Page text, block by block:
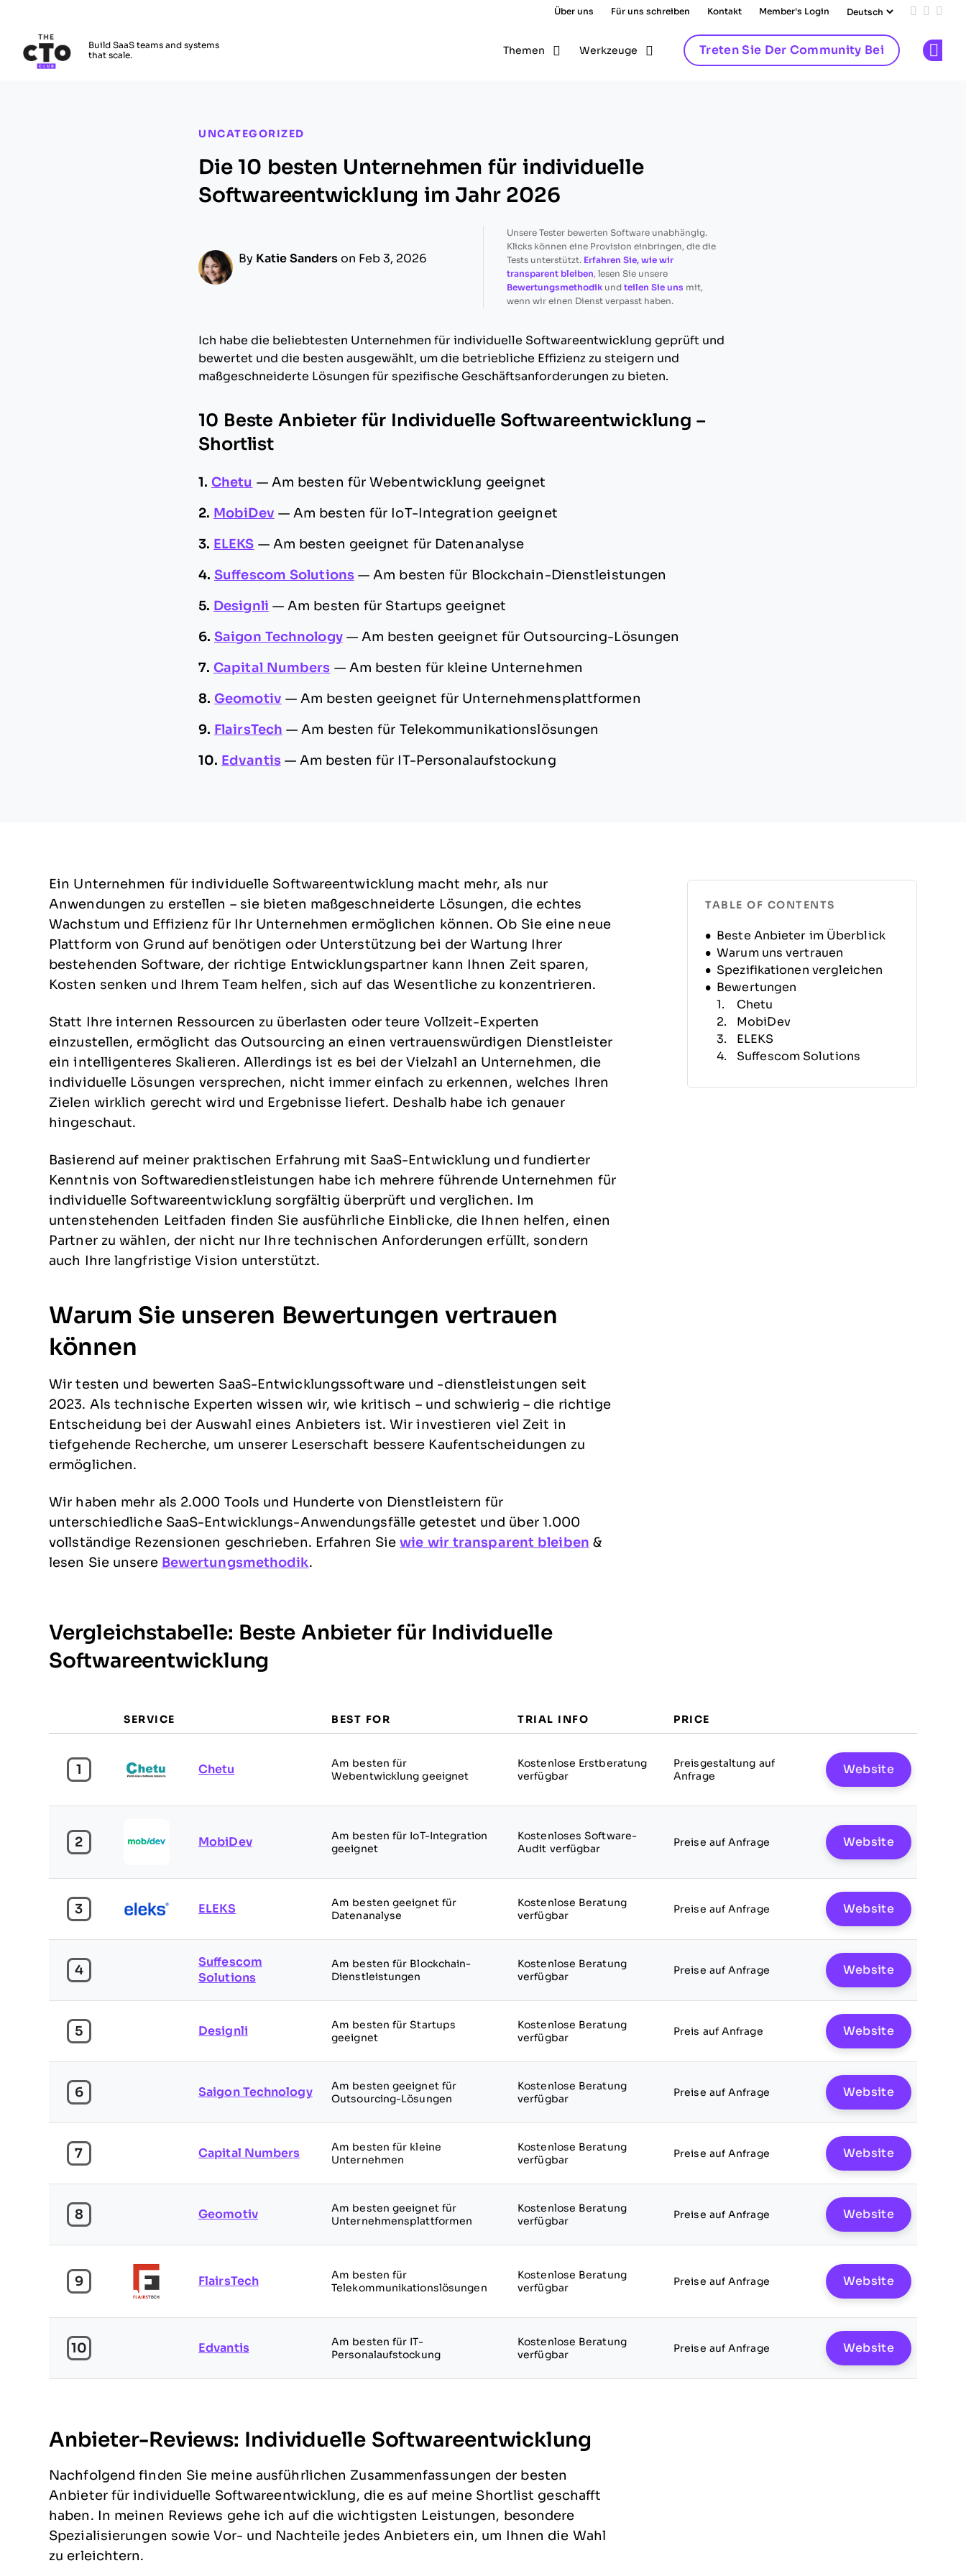
Über uns Für uns schreiben Kontakt Member's Login Add us
Follow
Build SaaS teams and systems
that scale.
Themen Werkzeuge Treten Sie Der Community Bei
UNCATEGORIZED
Die 10 besten Unternehmen für individuelle
Softwareentwicklung im Jahr 2026
By Katie Sanders on Feb 3, 2026
Unsere Tester bewerten Software unabhängig.
Klicks können eine Provision einbringen, die die
Tests unterstützt. Erfahren Sie, wie wir
transparent bleiben, lesen Sie unsere
Bewertungsmethodikund teilen Sie uns mit,
wenn wir einen Dienst verpasst haben.
Ich habe die beliebtesten Unternehmen für individuelle Softwareentwicklung geprüft und
bewertet und die besten ausgewählt, um die betriebliche Effizienz zu steigern und
maßgeschneiderte Lösungen für spezifische Geschäftsanforderungen zu bieten.
10 Beste Anbieter für Individuelle Softwareentwicklung –
Shortlist
1. Chetu — Am besten für Webentwicklung geeignet
2. MobiDev — Am besten für IoT-Integration geeignet
3. ELEKS — Am besten geeignet für Datenanalyse
4. Suffescom Solutions —Am besten für Blockchain-Dienstleistungen
5. Designli —Am besten für Startups geeignet
6. Saigon Technology — Am besten geeignet für Outsourcing-Lösungen
7. Capital Numbers — Am besten für kleine Unternehmen
8. Geomotiv —Am besten geeignet für Unternehmensplattformen
9. FlairsTech —Am besten für Telekommunikationslösungen
10. Edvantis —Am besten für IT-Personalaufstockung
Ein Unternehmen für individuelle Softwareentwicklung macht mehr, als nur
Anwendungen zu erstellen – sie bieten maßgeschneiderte Lösungen, die echtes
Wachstum und Effizienz für Ihr Unternehmen ermöglichen können. Ob Sie eine neue
Plattform von Grund auf benötigen oder Unterstützung bei der Wartung Ihrer
bestehenden Software, der richtige Entwicklungspartner kann Ihnen Zeit sparen,
Kosten senken und Ihrem Team helfen, sich auf das Wesentliche zu konzentrieren.
Statt Ihre internen Ressourcen zu überlasten oder teure Vollzeit-Experten
einzustellen, ermöglicht das Outsourcing an einen vertrauenswürdigen Dienstleister
ein intelligenteres Skalieren. Allerdings ist es bei der Vielzahl an Unternehmen, die
individuelle Lösungen versprechen, nicht immer einfach zu erkennen, welches Ihren
Zielen wirklich gerecht wird und Ergebnisse liefert. Deshalb habe ich genauer
hingeschaut.
Basierend auf meiner praktischen Erfahrung mit SaaS-Entwicklung und fundierter
Kenntnis von Softwaredienstleistungen habe ich mehrere führende Unternehmen für
individuelle Softwareentwicklung sorgfältig überprüft und verglichen. Im
untenstehenden Leitfaden finden Sie ausführliche Einblicke, die Ihnen helfen, einen
Partner zu wählen, der nicht nur Ihre technischen Anforderungen erfüllt, sondern
auch Ihre langfristige Vision unterstützt.
Warum Sie unseren Bewertungen vertrauen
können
Wir testen und bewerten SaaS-Entwicklungssoftware und -dienstleistungen seit
2023. Als technische Experten wissen wir, wie kritisch – und schwierig – die richtige
Entscheidung bei der Auswahl eines Anbieters ist. Wir investieren viel Zeit in
tiefgehende Recherche, um unserer Leserschaft bessere Kaufentscheidungen zu
ermöglichen.
Wir haben mehr als 2.000 Tools und Hunderte von Dienstleistern für
unterschiedliche SaaS-Entwicklungs-Anwendungsfälle getestet und über 1.000
vollständige Rezensionen geschrieben. Erfahren Siewie wir transparent bleiben &
lesen Sie unsere Bewertungsmethodik.
Vergleichstabelle: Beste Anbieter für Individuelle
Softwareentwicklung
SERVICE BEST FOR TRIAL INFO PRICE
1 Chetu
Am besten für
Webentwicklung geeignet
Kostenlose Erstberatung
verfügbar
Preisgestaltung auf
Anfrage
Website
2 MobiDev
Am besten für IoT-Integration
geeignet
Kostenloses Software-
Audit verfügbar
Preise auf Anfrage Website
3 ELEKS
Am besten geeignet für
Datenanalyse
Kostenlose Beratung
verfügbar
Preise auf Anfrage Website
4
Suffescom
Solutions
Am besten für Blockchain-
Dienstleistungen
Kostenlose Beratung
verfügbar
Preise auf Anfrage Website
5 Designli
Am besten für Startups
geeignet
Kostenlose Beratung
verfügbar
Preis auf Anfrage Website
6 Saigon Technology
Am besten geeignet für
Outsourcing-Lösungen
Kostenlose Beratung
verfügbar
Preise auf Anfrage Website
7 Capital Numbers
Am besten für kleine
Unternehmen
Kostenlose Beratung
verfügbar
Preise auf Anfrage Website
8 Geomotiv
Am besten geeignet für
Unternehmensplattformen
Kostenlose Beratung
verfügbar
Preise auf Anfrage Website
9 FlairsTech
Am besten für
Telekommunikationslösungen
Kostenlose Beratung
verfügbar
Preise auf Anfrage Website
10 Edvantis
Am besten für IT-
Personalaufstockung
Kostenlose Beratung
verfügbar
Preise auf Anfrage Website
Anbieter-Reviews: Individuelle Softwareentwicklung
Nachfolgend finden Sie meine ausführlichen Zusammenfassungen der besten
Anbieter für individuelle Softwareentwicklung, die es auf meine Shortlist geschafft
haben. In meinen Reviews gehe ich auf die wichtigsten Leistungen, besondere
Spezialisierungen sowie Vor- und Nachteile jedes Anbieters ein, um Ihnen die Wahl
zu erleichtern.
TABLE OF CONTENTS
Beste Anbieter im Überblick
Warum uns vertrauen
Spezifikationen vergleichen
Bewertungen
Chetu
MobiDev
ELEKS
Suffescom Solutions
Saigon Technology